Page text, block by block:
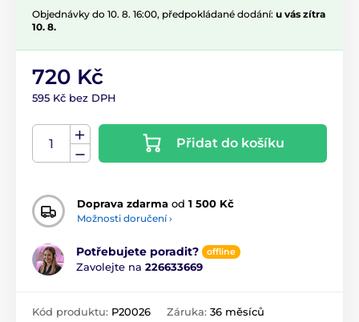
Objednávky do 10. 8. 16:00, předpokládané dodání: u vás zítra
10. 8.
720 Kč
595 Kč bez DPH
Přidat do košíku
Doprava zdarma od 1 500 Kč
Možnosti doručení ›
Potřebujete poradit? offline
Zavolejte na 226633669
Kód produktu: P20026 Záruka: 36 měsíců